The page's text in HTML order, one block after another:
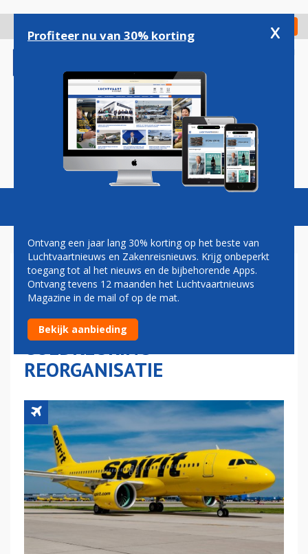
gaan
Check in
Magazine Podcasts Vacatures
SPIRIT LIJKT FAILLISSEMENT
AF TE WENDEN:
PRIJSVECHTER WACHT OP
GOEDKEURING
REORGANISATIE
Profiteer nu van 30% korting x
Ontvang een jaar lang 30% korting op het beste van
Luchtvaartnieuws en Zakenreisnieuws. Krijg onbeperkt
toegang tot al het nieuws en de bijbehorende Apps.
Ontvang tevens 12 maanden het Luchtvaartnieuws
Magazine in de mail of op de mat.
Bekijk aanbieding